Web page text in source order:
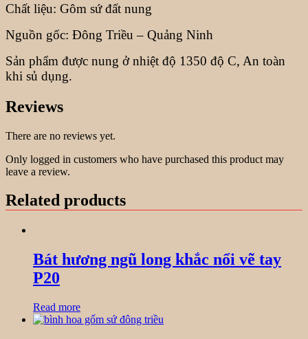
Chất liệu: Gôm sứ đất nung
Nguồn gốc: Đông Triều – Quảng Ninh
Sản phẩm được nung ở nhiệt độ 1350 độ C, An toàn
khi sủ dụng.
Reviews
There are no reviews yet.
Only logged in customers who have purchased this product may
leave a review.
Related products
Bát hương ngũ long khắc nổi vẽ tay
P20
Read more